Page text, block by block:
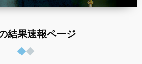
結果速報ページ